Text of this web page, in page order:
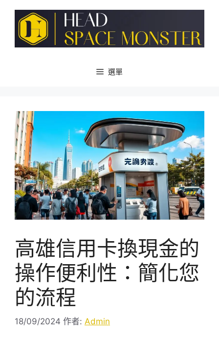
選單
高雄信用卡換現金的
操作便利性：簡化您
的流程
18/09/2024 作者: Admin